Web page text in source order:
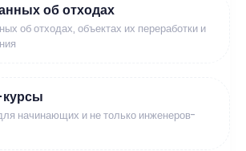
об отходах
об отходах, объектах их переработки и
начинающих и не только инженеров-